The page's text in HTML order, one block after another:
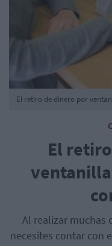
El
Al realizar muchas
necesites contar con
El retiro de dinero por